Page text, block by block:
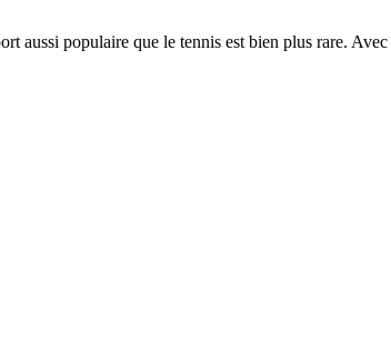
aussi populaire que le tennis est bien plus rare. Avec